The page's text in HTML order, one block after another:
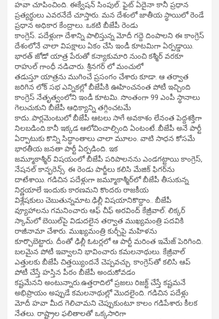
హవా చూపించింది. ఈక్వేషన్ సింపుల్. ఫైట్ ఏదైనా కానీ ప్రధాన
ప్రత్యర్థులు ఎవరనేదే చూస్తారు. మన దేశంలో జాతీయ స్థాయిలో రెండే
ప్రధాన అధికార కేంద్రాలు. ఒకటి బీజేపీ రెండు
కాంగ్రెస్. పదేళ్లుగా దేశాన్ని పాలిస్తున్న మోదీ గద్దె దింపాలని ఈ కాంగ్రెస్
దేశంలోనే చాలా విపక్షాలు ఏకం చేసి ఇండీ కూటమిగా ఏర్పడ్డాయి.
భారత్ జోడో యాత్ర పేరుతో కన్యాకుమారి నుంచి కశ్మీర్ వరకూ
రాహుల్ గాంధీ నడిచారు. శ్రీనగర్ లో మంచులో
తడుస్తూ యాత్రను ముగించే ప్రసంగం చేశారు కూడా. ఆ తర్వాత
జరిగిన లోక్ సభ ఎన్నికల్లో బీజేపీకి ఊహించనంత పోటీ ఇచ్చింది
కాంగ్రెస్ నేతృత్వంలోని ఇండీ కూటమి. సొంతంగా 99 ఎంపీ స్థానాలు
గెలుచుకుని బీజేపీ ఆధిక్యాన్ని తగ్గించటమే
కాదు..పార్లమెంటులో బీజేపీ ఆటలు సాగే అవకాశం లేనంత పెద్దశక్తిగా
నిలబడింది.కానీ ఇక్కడ ఆలోచించాల్సింది ఏంటంటే..బీజేపీ అనే పార్టీ
ఏర్పాటుకు కొన్ని సిద్ధాంతాలు చాలా మూలం. వాటి సాధన కోసమే
భారతీయ జనతా పార్టీ ఏర్పడింది. ఇక
జమ్మూకాశ్మీర్ విషయంలో బీజేపీ పరిపాలనను ఎండగట్టాయి కాంగ్రెస్,
నేషనల్ కాన్ఫరెన్స్. ఈ రెండు పార్జీలు కలిసి మేజిక్ ఫిగర్‌ను
దాటేశాయి. గడిచిన పదేళ్లుగా జమ్మూకాశ్మీర్‌లో బీజేపీ తీసుకున్న
నిర్ణయాలే ఇందుకు కారణమని కొందరు రాజకీయ
విశ్లేషకులు చెబుతున్నమాట.ఢిల్లీ విషయానికొద్దాం.. బీజేపీ
వ్యూహాలను గమనించారు ఆఫ్ చీఫ్ అరవింద్ కేజ్రీవాల్. లిక్కర్
స్కామ్‌లో బెయిల్‌పై విడుదలైన తర్వాత ముఖ్యమంత్రి పదవికి
రాజీనామా చేశారు. ముఖ్యమంత్రి కుర్చీపై మహిళను
కూర్చొబెట్టారు. దీంతో ఢిల్లీ ఓటర్లలో ఆ పార్టీ మరింత ఇమేజ్ పెరిగింది.
బలమైన పోటీ ఇవ్వాలని భావించారు కమలనాథులు. కేజ్రీవాల్
ఎత్తులకు బీజేపీ చిత్తయ్యిందనే చెప్పవచ్చు. కాంగ్రెస్‌తో కలిసి ఆప్
పోటీ చేస్తే హస్తిన పీఠం బీజేపీ అందుకోవడం
కష్టమేనని అంటున్నారు.ఉత్తరాదిలో ప్రజలు రిజక్ట్ చేస్తే కష్టమనే
అభిప్రాయం అప్పుడే కమలనాథుల్లో మొదలైంది. గడిచిన పదేళ్లు
మోదీ హవా మీద గెలిచామని చెప్పుకుంటూ కాలం గడిపేశారు కీలక
నేతలు. రాష్ట్రాల ఫలితాలతో ఒక్కసారిగా